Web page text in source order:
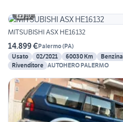
10
MITSUBISHI ASX HE16132
14.899 €Palermo(PA)
Usato
02/2021 60030 Km Benzina
Rivenditore AUTOHERO PALERMO